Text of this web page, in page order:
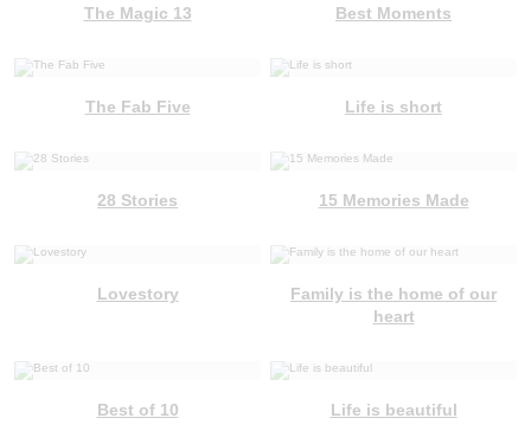
The Magic 13 Best Moments
The Fab Five Life is short
28 Stories 15 Memories Made
Lovestory
Family is the home of our
heart
Best of 10 Life is beautiful